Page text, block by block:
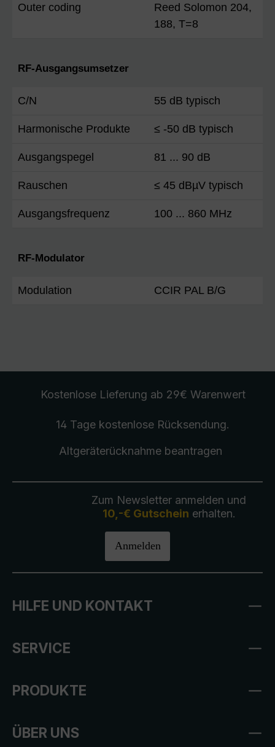
Outer coding
Reed Solomon 204,
188, T=8
RF-Ausgangsumsetzer
C/N 55 dB typisch
Harmonische Produkte ≤ -50 dB typisch
Ausgangspegel 81 ... 90 dB
Rauschen ≤ 45 dBµV typisch
Ausgangsfrequenz 100 ... 860 MHz
RF-Modulator
Modulation CCIR PAL B/G
Kostenlose Lieferung ab 29€ Warenwert
14 Tage kostenlose Rücksendung.
Altgeräterücknahmebeantragen
Zum Newsletter anmelden und
10,-€ Gutschein erhalten.
Anmelden
HILFE UND KONTAKT
SERVICE
PRODUKTE
ÜBER UNS